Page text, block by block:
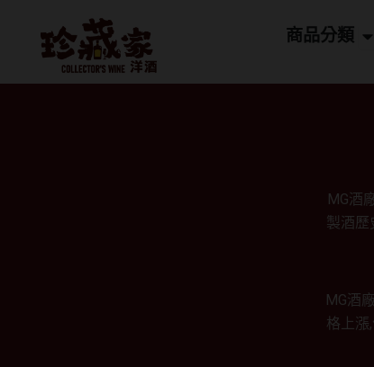
要
商品分類
MG酒
製酒歷
MG酒
格上漲